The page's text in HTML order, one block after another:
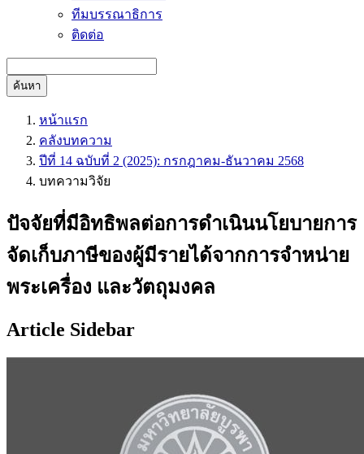
ทีมบรรณาธิการ
ติดต่อ
ค้นหา
หน้าแรก
คลังบทความ
ปีที่ 14 ฉบับที่ 2 (2025): กรกฎาคม-ธันวาคม 2568
บทความวิจัย
ปัจจัยที่มีอิทธิพลต่อการดำเนินนโยบายการ
จัดเก็บภาษีของผู้มีรายได้จากการจำหน่าย
พระเครื่อง และวัตถุมงคล
Article Sidebar